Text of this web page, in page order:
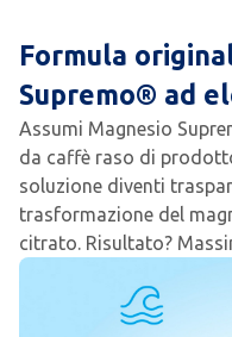
Formula
Supremo® ad
Assumi Magnesio
da caffè raso di
soluzione diventi
trasformazione del
citrato. Risultato?